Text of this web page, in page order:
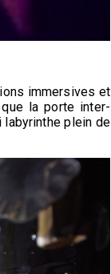
immersives et
la porte inter-
plein de